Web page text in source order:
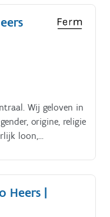
over de
en signaleren
Wij geloven in
origine, religie
loon,
Dankzij de
brengen we
Heers |